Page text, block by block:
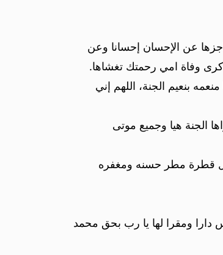
اجزها عن الإحسان إحسانا وعن
وفاة امي رحمتك تغشاها.
بنعيم الجنة، اللهم إني
الجنة هيا وجميع موتى
قطرة مطر حسنه ومغفره
ومقرا لها يا رب بحق محمد